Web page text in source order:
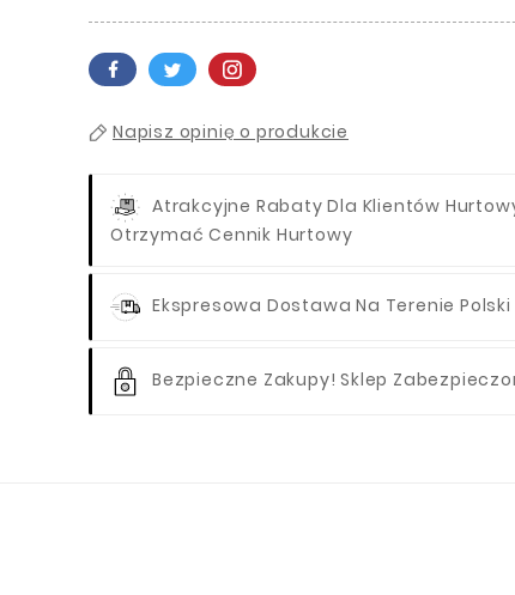
Napisz opinię o produkcie
Atrakcyjne Rabaty Dla Klientów
Otrzymać Cennik Hurtowy
Ekspresowa Dostawa Na Terenie Polski
Bezpieczne Zakupy! Sklep